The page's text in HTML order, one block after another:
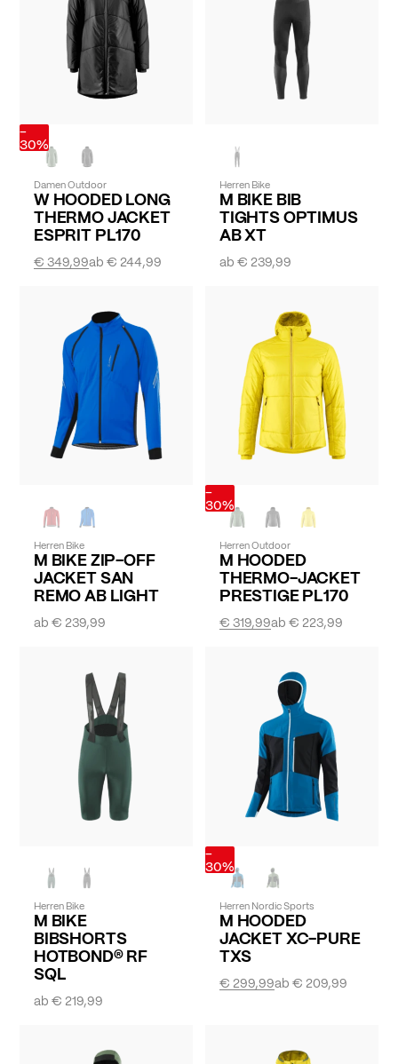
-
30%
Damen Outdoor
W HOODED LONG
THERMO JACKET
ESPRIT PL170
ab€ 244,99
€ 349,99
Herren Bike
M BIKE BIB
TIGHTS OPTIMUS
AB XT
ab€ 239,99
Herren Bike
M BIKE ZIP-OFF
JACKET SAN
REMO AB LIGHT
ab€ 239,99
-
30%
Herren Outdoor
M HOODED
THERMO-JACKET
PRESTIGE PL170
ab€ 223,99
€ 319,99
Herren Bike
M BIKE
BIBSHORTS
HOTBOND® RF
SQL
ab€ 219,99
-
30%
Herren Nordic Sports
M HOODED
JACKET XC-PURE
TXS
ab€ 209,99
€ 299,99